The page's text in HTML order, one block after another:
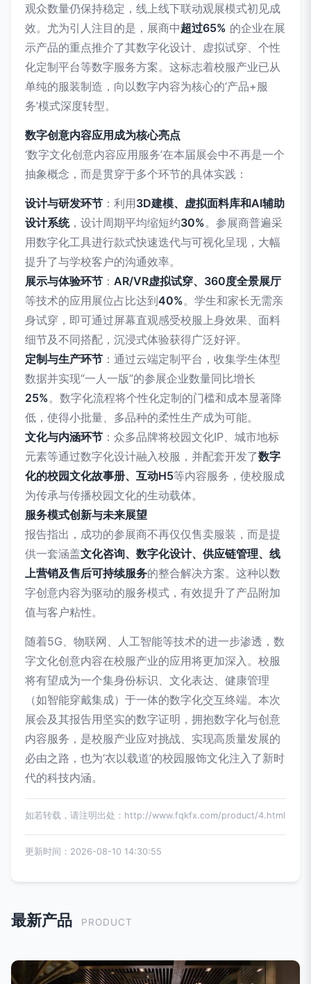
观众数量仍保持稳定，线上线下联动观展模式初见成
效。尤为引人注目的是，展商中超过65% 的企业在展
示产品的重点推介了其数字化设计、虚拟试穿、个性
化定制平台等数字服务方案。这标志着校服产业已从
单纯的服装制造，向以数字内容为核心的‘产品+服
务’模式深度转型。
数字创意内容应用成为核心亮点
‘数字文化创意内容应用服务’在本届展会中不再是一个
抽象概念，而是贯穿于多个环节的具体实践：
设计与研发环节 ：利用3D建模、虚拟面料库和AI辅助
设计系统，设计周期平均缩短约30%。参展商普遍采
用数字化工具进行款式快速迭代与可视化呈现，大幅
提升了与学校客户的沟通效率。
展示与体验环节 ： AR/VR虚拟试穿、360度全景展厅
等技术的应用展位占比达到40%。学生和家长无需亲
身试穿，即可通过屏幕直观感受校服上身效果、面料
细节及不同搭配，沉浸式体验获得广泛好评。
定制与生产环节 ：通过云端定制平台，收集学生体型
数据并实现“一人一版”的参展企业数量同比增长
25%。数字化流程将个性化定制的门槛和成本显著降
低，使得小批量、多品种的柔性生产成为可能。
文化与内涵环节 ：众多品牌将校园文化IP、城市地标
元素等通过数字化设计融入校服，并配套开发了数字
化的校园文化故事册、互动H5等内容服务，使校服成
为传承与传播校园文化的生动载体。
服务模式创新与未来展望
报告指出，成功的参展商不再仅仅售卖服装，而是提
供一套涵盖文化咨询、数字化设计、供应链管理、线
上营销及售后可持续服务的整合解决方案。这种以数
字创意内容为驱动的服务模式，有效提升了产品附加
值与客户粘性。
随着5G、物联网、人工智能等技术的进一步渗透，数
字文化创意内容在校服产业的应用将更加深入。校服
将有望成为一个集身份标识、文化表达、健康管理
（如智能穿戴集成）于一体的数字化交互终端。本次
展会及其报告用坚实的数字证明，拥抱数字化与创意
内容服务，是校服产业应对挑战、实现高质量发展的
必由之路，也为‘衣以载道’的校园服饰文化注入了新时
代的科技内涵。
如若转载，请注明出处：http://www.fqkfx.com/product/4.html
更新时间：2026-08-10 14:30:55
最新产品 PRODUCT